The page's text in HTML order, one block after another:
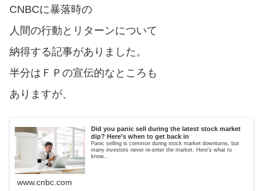
CNBCに暴落時の
人間の行動と リターンについて
納得する記事がありました。
半分はＦＰの宣伝的なところも
ありますが、
Did you panic sell during the latest stock market
dip? Here’s when to get back in
Panic selling is common during stock market downturns, but
many investors never re-enter the market. Here's what to
know...
www.cnbc.com